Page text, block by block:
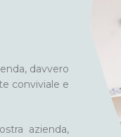
davvero
conviviale e
azienda,